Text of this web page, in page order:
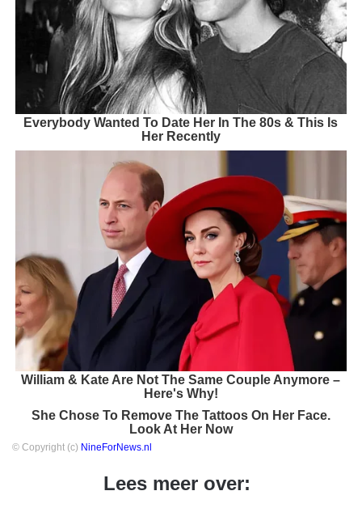
Everybody Wanted To Date Her In The 80s & This Is
Her Recently
William & Kate Are Not The Same Couple Anymore –
Here's Why!
She Chose To Remove The Tattoos On Her Face.
Look At Her Now
© Copyright (c) NineForNews.nl
Lees meer over: